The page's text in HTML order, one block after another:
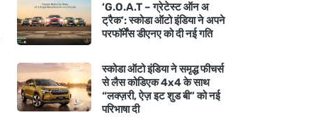
‘G.O.A.T – ग्रेटेस्ट ऑन अ
ट्रैक’: स्कोडा ऑटो इंडिया ने अपने
परफॉर्मेंस डीएनए को दी नई गति
स्कोडा ऑटो इंडिया ने समृद्ध फीचर्स
से लैस कोडिएक 4x4 के साथ
“लक्ज़री, ऐज़ इट शुड बी” को नई
परिभाषा दी